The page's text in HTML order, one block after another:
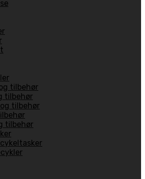
tilbehør
tilbehør
tilbehør
tilbehør